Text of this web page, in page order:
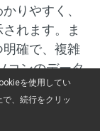
りやすく、
れます。ま
確で、複雑
コンのデータ
ます。
が利用可
を使用してい
、続行をクリッ